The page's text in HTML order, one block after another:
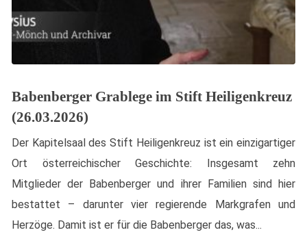
Babenberger Grablege im Stift Heiligenkreuz
(26.03.2026)
Der Kapitelsaal des Stift Heiligenkreuz ist ein einzigartiger
Ort österreichischer Geschichte: Insgesamt zehn
Mitglieder der Babenberger und ihrer Familien sind hier
bestattet – darunter vier regierende Markgrafen und
Herzöge. Damit ist er für die Babenberger das, was...